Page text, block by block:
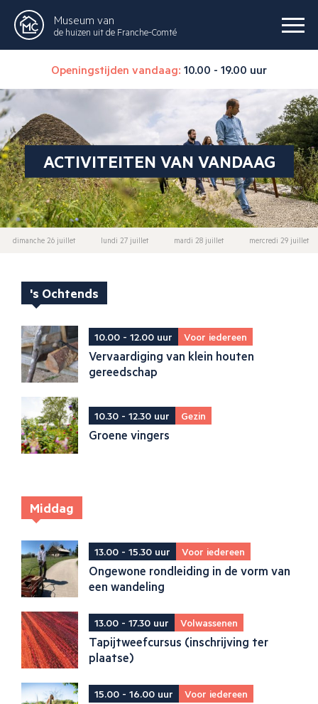
Museum van
de huizen uit de Franche-Comté
Openingstijden vandaag: 10.00 - 19.00 uur
ACTIVITEITEN VAN VANDAAG
dimanche 26 juillet lundi 27 juillet mardi 28 juillet mercredi 29 juillet
's Ochtends
10.00 - 12.00 uur Voor iedereen
Vervaardiging van klein houten
gereedschap
10.30 - 12.30 uur Gezin
Groene vingers
Middag
13.00 - 15.30 uur Voor iedereen
Ongewone rondleiding in de vorm van
een wandeling
13.00 - 17.30 uur Volwassenen
Tapijtweefcursus (inschrijving ter
plaatse)
15.00 - 16.00 uur Voor iedereen